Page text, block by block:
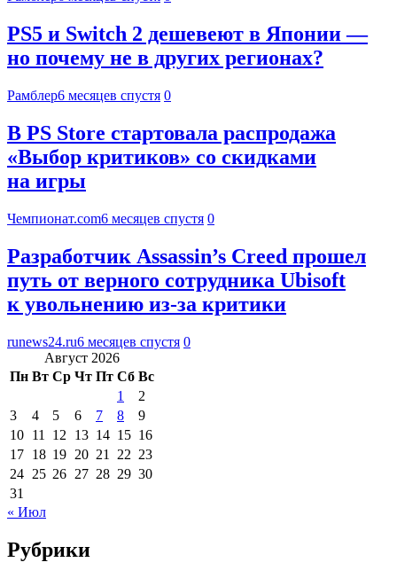
PS5 и Switch 2 дешевеют в Японии —
но почему не в других регионах?
Рамблер6 месяцев спустя 0
В PS Store стартовала распродажа
«Выбор критиков» со скидками
на игры
Чемпионат.com6 месяцев спустя 0
Разработчик Assassin’s Creed прошел
путь от верного сотрудника Ubisoft
к увольнению из-за критики
runews24.ru6 месяцев спустя 0
Август 2026
Пн Вт Ср Чт Пт Сб Вс
1
2
3
4 5 6 7 8
9
10 11 12 13 14 15 16
17 18 19 20 21 22 23
24 25 26 27 28 29 30
31
« Июл
Рубрики